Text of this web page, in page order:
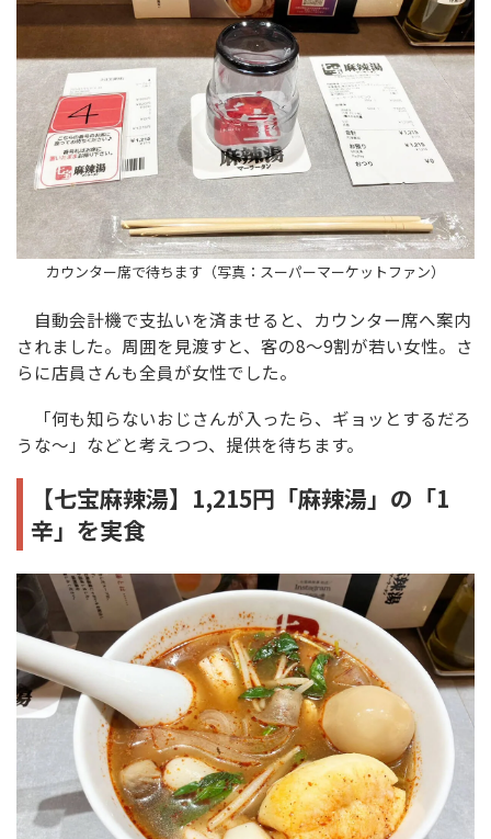
カウンター席で待ちます（写真：スーパーマーケットファン）
自動会計機で支払いを済ませると、カウンター席へ案内
されました。周囲を見渡すと、客の8～9割が若い女性。さ
らに店員さんも全員が女性でした。
「何も知らないおじさんが入ったら、ギョッとするだろ
うな～」などと考えつつ、提供を待ちます。
【七宝麻辣湯】1,215円「麻辣湯」の「1
辛」を実食